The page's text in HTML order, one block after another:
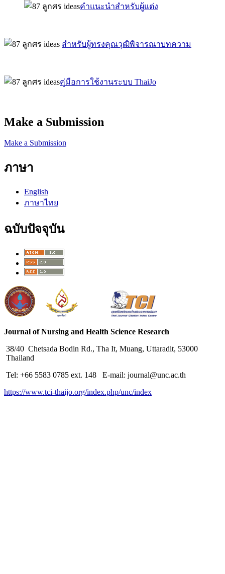
คำแนะนำสำหรับผู้แต่ง
สำหรับผู้ทรงคุณวุฒิพิจารณาบทความ
คู่มือการใช้งานระบบ ThaiJo
Make a Submission
Make a Submission
ภาษา
English
ภาษาไทย
ฉบับปัจจุบัน
Journal of Nursing and Health Science Research
38/40 Chetsada Bodin Rd., Tha It, Muang, Uttaradit, 53000
Thailand
Tel: +66 5583 0785 ext. 148 E-mail: journal@unc.ac.th
https://www.tci-thaijo.org/index.php/unc/index